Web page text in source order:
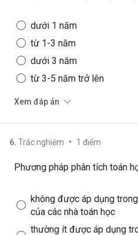
dưới 1 năm
từ 1-3 năm
dưới 3 năm
từ 3-5 năm trở lên
Xem đáp án
6. Trắc nghiệm • 1 điểm
Phương pháp phân tích toán
không được áp dụng
của các nhà toán học
thường ít được áp dụng